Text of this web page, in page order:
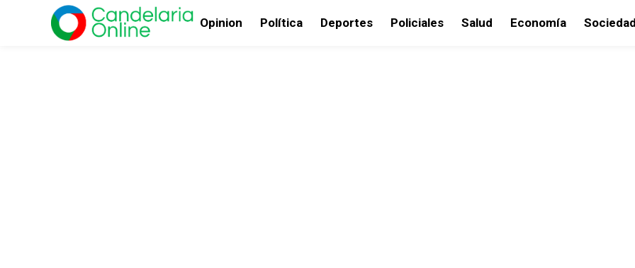
Opinion Política Deportes Policiales Salud Economía